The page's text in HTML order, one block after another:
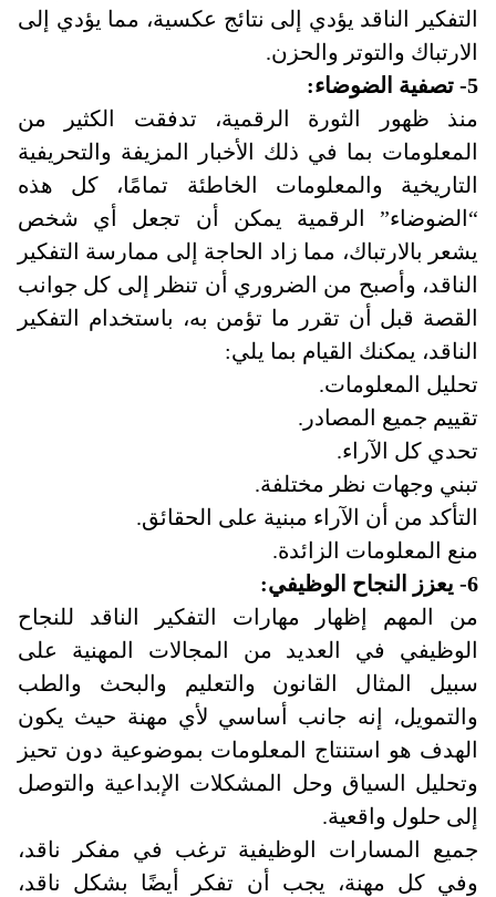
التفكير الناقد يؤدي إلى نتائج عكسية، مما يؤدي إلى
الارتباك والتوتر والحزن.
5- تصفية الضوضاء:
منذ ظهور الثورة الرقمية، تدفقت الكثير من
المعلومات بما في ذلك الأخبار المزيفة والتحريفية
التاريخية والمعلومات الخاطئة تمامًا، كل هذه
“الضوضاء” الرقمية يمكن أن تجعل أي شخص
يشعر بالارتباك، مما زاد الحاجة إلى ممارسة التفكير
الناقد، وأصبح من الضروري أن تنظر إلى كل جوانب
القصة قبل أن تقرر ما تؤمن به، باستخدام التفكير
الناقد، يمكنك القيام بما يلي:
تحليل المعلومات.
تقييم جميع المصادر .
تحدي كل الآراء.
تبني وجهات نظر مختلفة.
التأكد من أن الآراء مبنية على الحقائق.
منع المعلومات الزائدة.
6- يعزز النجاح الوظيفي:
من المهم إظهار مهارات التفكير الناقد للنجاح
الوظيفي في العديد من المجالات المهنية على
سبيل المثال القانون والتعليم والبحث والطب
والتمويل، إنه جانب أساسي لأي مهنة حيث يكون
الهدف هو استنتاج المعلومات بموضوعية دون تحيز
وتحليل السياق وحل المشكلات الإبداعية والتوصل
إلى حلول واقعية.
جميع المسارات الوظيفية ترغب في مفكر ناقد،
وفي كل مهنة، يجب أن تفكر أيضًا بشكل ناقد،